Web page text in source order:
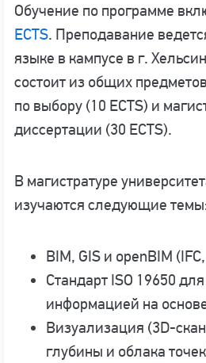
Обучение по программе
ECTS. Преподавание
языке в кампусе в г.
состоит из общих
по выбору (10 ECTS) и
диссертации (30 ECTS).
В магистратуре
изучаются следующие
BIM, GIS и openBIM
Стандарт ISO 19650
информацией на
Визуализация (3D-
глубины и облака